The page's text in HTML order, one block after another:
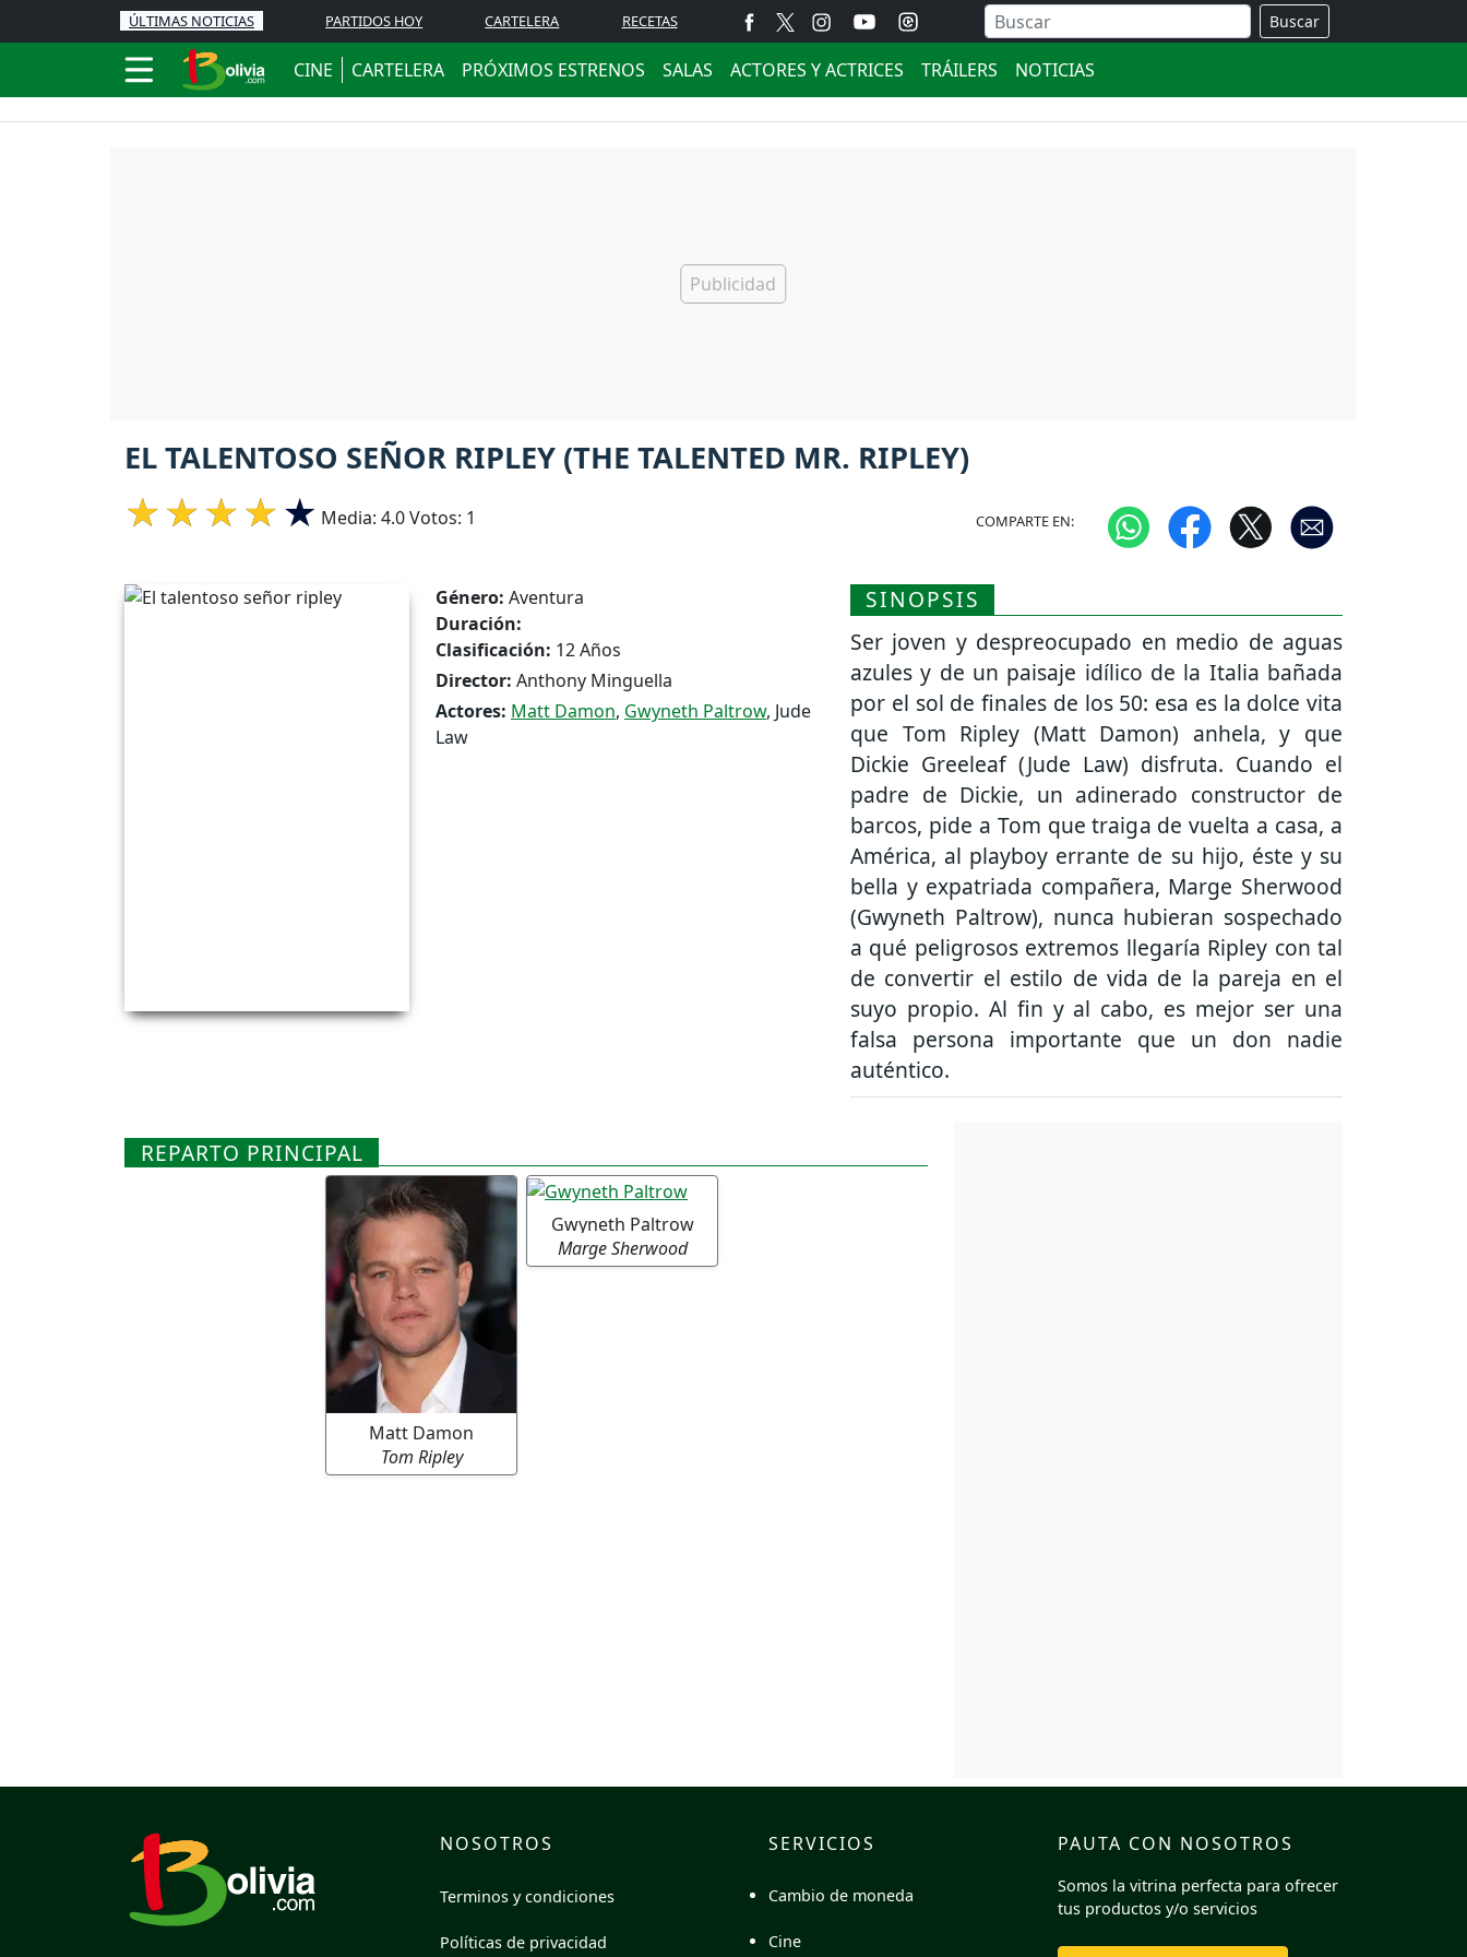
ÚLTIMAS NOTICIAS PARTIDOS HOY CARTELERA RECETAS Buscar
CINE CARTELERA PRÓXIMOS ESTRENOS SALAS ACTORES Y ACTRICES TRÁILERS NOTICIAS
EL TALENTOSO SEÑOR RIPLEY (THE TALENTED MR. RIPLEY)
Media: 4.0Votos: 1 COMPARTE EN:
Género: Aventura
Duración:
Clasificación: 12 Años
Director: Anthony Minguella
Actores: Matt Damon, Gwyneth Paltrow, Jude
Law
SINOPSIS
Ser joven y despreocupado en medio de aguas
azules y de un paisaje idílico de la Italia bañada
por el sol de finales de los 50: esa es la dolce vita
que Tom Ripley (Matt Damon) anhela, y que
Dickie Greeleaf (Jude Law) disfruta. Cuando el
padre de Dickie, un adinerado constructor de
barcos, pide a Tom que traiga de vuelta a casa, a
América, al playboy errante de su hijo, éste y su
bella y expatriada compañera, Marge Sherwood
(Gwyneth Paltrow), nunca hubieran sospechado
a qué peligrosos extremos llegaría Ripley con tal
de convertir el estilo de vida de la pareja en el
suyo propio. Al fin y al cabo, es mejor ser una
falsa persona importante que un don nadie
auténtico.
REPARTO PRINCIPAL
Matt Damon
Tom Ripley
Gwyneth Paltrow
Marge Sherwood
NOSOTROS
Terminos y condiciones
Políticas de privacidad
SERVICIOS
Cambio de moneda
Cine
PAUTA CON NOSOTROS
Somos la vitrina perfecta para ofrecer
tus productos y/o servicios